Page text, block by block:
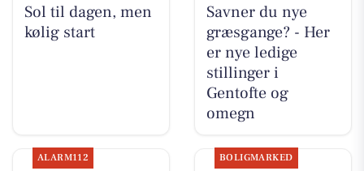
Sol til dagen, men
kølig start
Savner du nye
græsgange? - Her
er nye ledige
stillinger i
Gentofte og
omegn
ALARM112 BOLIGMARKED